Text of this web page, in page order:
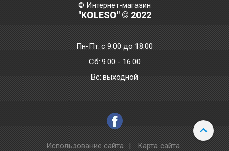
© Интернет-магазин
"KOLESO" © 2022
Пн-Пт:с 9.00 до 18.00
Сб: 9.00 - 16.00
Bc: выходной
Использование сайта | Карта сайта